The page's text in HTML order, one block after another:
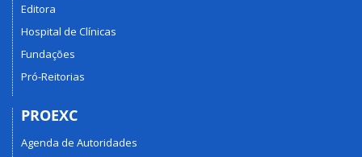
Editora
Hospital de Clínicas
Fundações
Pró-Reitorias
PROEXC
Agenda de Autoridades